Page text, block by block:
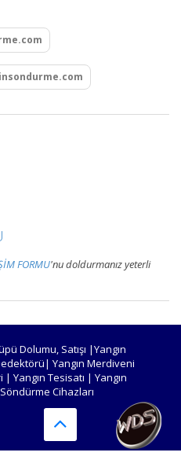
dolapları montajı, seyyar
tekerlekli yangın hortumu
makaraları, yangın hidrant
hatları kurulumu ve periyodik
vana testleri.
yangın alarm kontrol paneli
projelendirme, montaj ve
Bursa Yangın Algılama ve İhbar
Alarm Sistemleri
Bursa adresli ve konvansiyonel
yangın alarm sistemleri
FORMU'nu doldurmanız yeterli
Dolumu, Satışı |Yangın
Yangın Merdiveni
Yangın Tesisatı | Yangın
Cihazları